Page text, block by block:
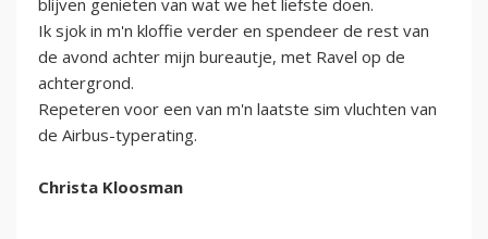
Ik sjok in m'n kloffie verder en spendeer de rest van
de avond achter mijn bureautje, met Ravel op de
achtergrond.
Repeteren voor een van m'n laatste sim vluchten van
de Airbus-typerating.
Christa Kloosman